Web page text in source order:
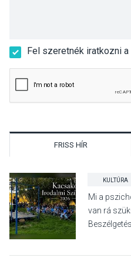
Fel szeretnék iratkozni
FRISS HÍR
KULTÚRA
Mi a
van rá